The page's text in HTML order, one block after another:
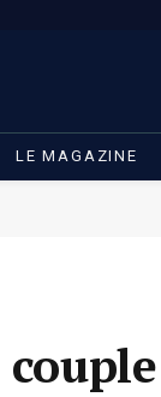
LE MAGAZINE